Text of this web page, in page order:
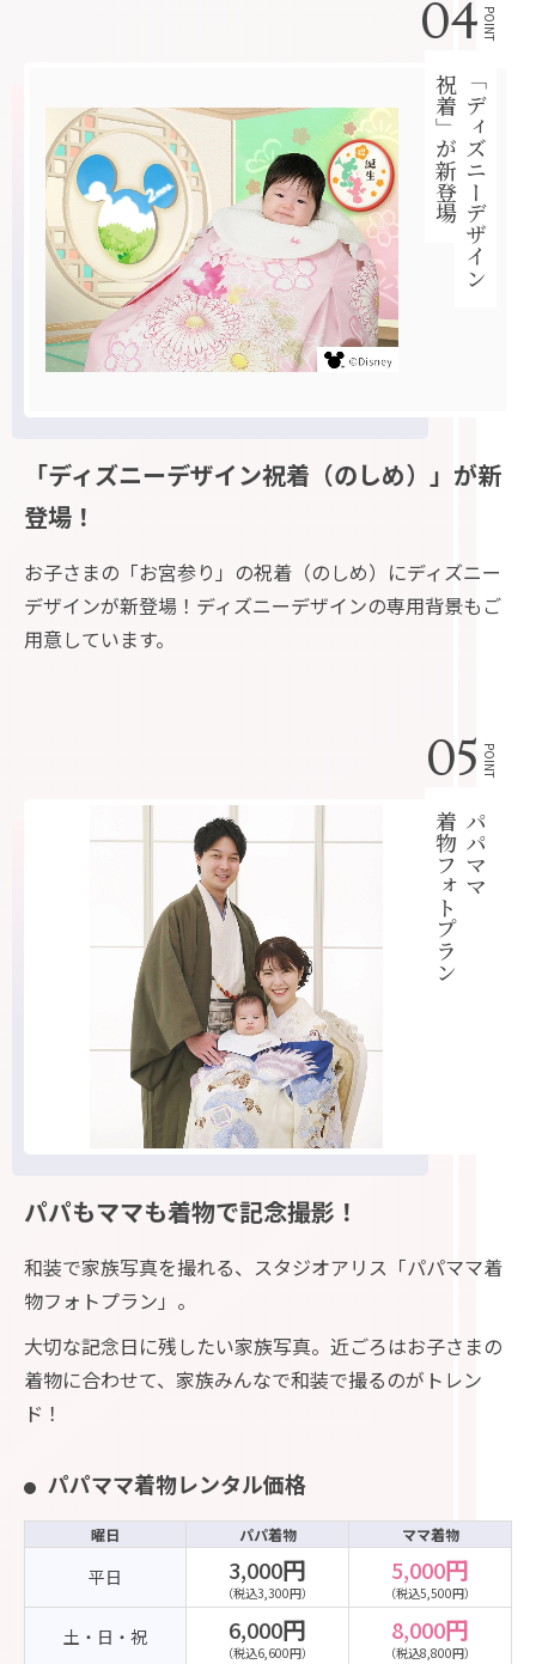
04 POINT
「ディズニーデザイン
祝着」が新登場
「ディズニーデザイン祝着（のしめ）」が新
登場！
お子さまの「お宮参り」の祝着（のしめ）にディズニー
デザインが新登場！ディズニーデザインの専用背景もご
用意しています。
05 POINT
パパママ
着物フォトプラン
パパもママも着物で記念撮影！
和装で家族写真を撮れる、スタジオアリス「パパママ着
物フォトプラン」。
大切な記念日に残したい家族写真。近ごろはお子さまの
着物に合わせて、家族みんなで和装で撮るのがトレン
ド！
パパママ着物レンタル価格
曜日 パパ着物 ママ着物
平日 3,000円
（税込3,300円）
5,000円
（税込5,500円）
土・日・祝 6,000円
（税込6,600円）
8,000円
（税込8,800円）